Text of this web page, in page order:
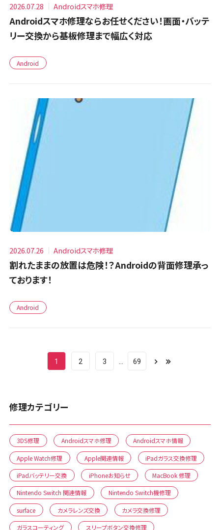
2026.07.28 Androidスマホ修理
Androidスマホ修理ならお任せください！画面・バッテ
リー交換から基板修理まで幅広く対応
Android
2026.07.26 Androidスマホ修理
割れたままの放置は危険！？Androidの背面修理承っ
ております！
Android
1 2 3 69
修理カテゴリー
3DS修理 Androidスマホ修理 Androidスマホ情報
Apple Watch修理 Apple関連情報 iPadガラス交換修理
iPadバッテリー交換 iPhoneお知らせ MacBook 修理
Nintendo Switch 関連情報 Nintendo Switch機修理
surface カメラレンズ交換 カメラ交換修理
ガラスコーティング スリープボタン交換修理